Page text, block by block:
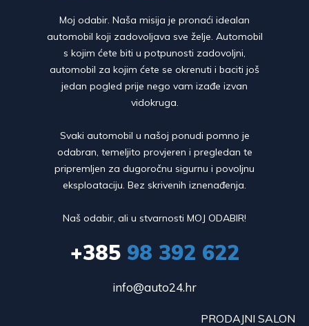
Moj odabir. Naša misija je pronaći idealan
automobil koji zadovoljava sve želje. Automobil
s kojim ćete biti u potpunosti zadovoljni,
automobil za kojim ćete se okrenuti i baciti još
jedan pogled prije nego vam izađe izvan
vidokruga.
Svaki automobil u našoj ponudi pomno je
odabran, temeljito provjeren i pregledan te
pripremljen za dugoročnu sigurnu i povoljnu
eksploataciju. Bez skrivenih iznenađenja.
Naš odabir, ali u stvarnosti MOJ ODABIR!
+38598 392 622
info@auto24.hr
PRODAJNI SALON